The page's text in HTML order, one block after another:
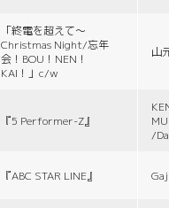
「終電を超えて～
Christmas Night/忘年
会！BOU！NEN！
KAI！」c/w
山
『5 Performer-Z』
/
『ABC STAR LINE』